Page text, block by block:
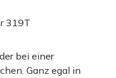
319T
bei einer
Ganz egal in